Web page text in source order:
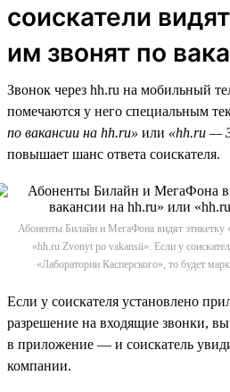
соискатели
им звонят по
Звонок через hh.ru на мобильный
помечаются у него специальным
по вакансии на hh.ru» или «hh.ru —
повышает шанс ответа соискателя.
Абоненты Билайн и МегаФона видят этикетку
«hh.ru Zvonyt po vakansii». Если у
«Лаборатории Касперского», то будет
Если у соискателя установлено
разрешение на входящие звонки,
в приложение — и соискатель
компании.